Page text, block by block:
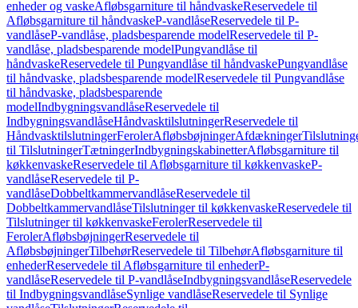
enheder og vaskeAfløbsgarniture til håndvaskeReservedele til
Afløbsgarniture til håndvaskeP-vandlåseReservedele til P-
vandlåseP-vandlåse, pladsbesparende modelReservedele til P-
vandlåse, pladsbesparende modelPungvandlåse til
håndvaskeReservedele til Pungvandlåse til håndvaskePungvandlåse
til håndvaske, pladsbesparende modelReservedele til Pungvandlåse
til håndvaske, pladsbesparende
modelIndbygningsvandlåseReservedele til
IndbygningsvandlåseHåndvasktilslutningerReservedele til
HåndvasktilslutningerFerolerAfløbsbøjningerAfdækninger
til TilslutningerTætningerIndbygningskabinetterAfløbsgarniture til
køkkenvaskeReservedele til Afløbsgarniture til køkkenvaskeP-
vandlåseReservedele til P-
vandlåseDobbeltkammervandlåseReservedele til
DobbeltkammervandlåseTilslutninger til køkkenvaskeReservedele til
Tilslutninger til køkkenvaskeFerolerReservedele til
FerolerAfløbsbøjningerReservedele til
AfløbsbøjningerTilbehørReservedele til TilbehørAfløbsgarniture til
enhederReservedele til Afløbsgarniture til enhederP-
vandlåseReservedele til P-vandlåseIndbygningsvandlåseReservedele
til IndbygningsvandlåseSynlige vandlåseReservedele til Synlige